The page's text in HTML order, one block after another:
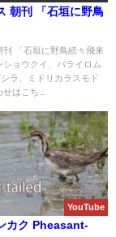
朝刊 「石垣に野鳥
刊 「石垣に野鳥続々飛来
ショウクイ、バライロム
ラ、ミドリカラスモド
はこち...
YouTube
カク Pheasant-